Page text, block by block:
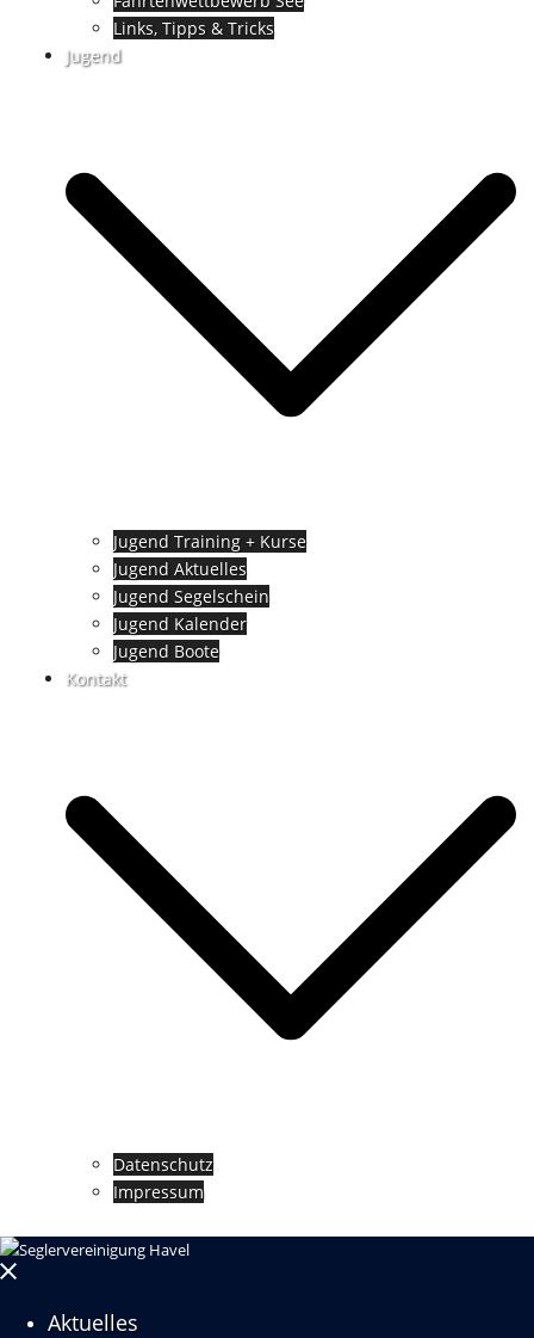
Links, Tipps & Tricks
Jugend
Jugend Training + Kurse
Jugend Aktuelles
Jugend Segelschein
Jugend Kalender
Jugend Boote
Kontakt
Datenschutz
Impressum
Menü
Aktuelles